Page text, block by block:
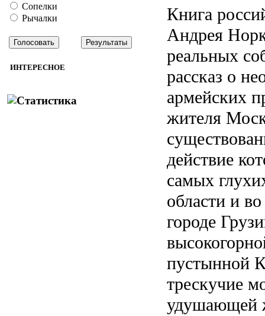
Сопелки
Рычалки
ИНТЕРЕСНОЕ
Книга
Андрея
реальных
рассказ о
армейских
жителя
действие
самых
области и
городе
пустынной
трескучие
удушающей